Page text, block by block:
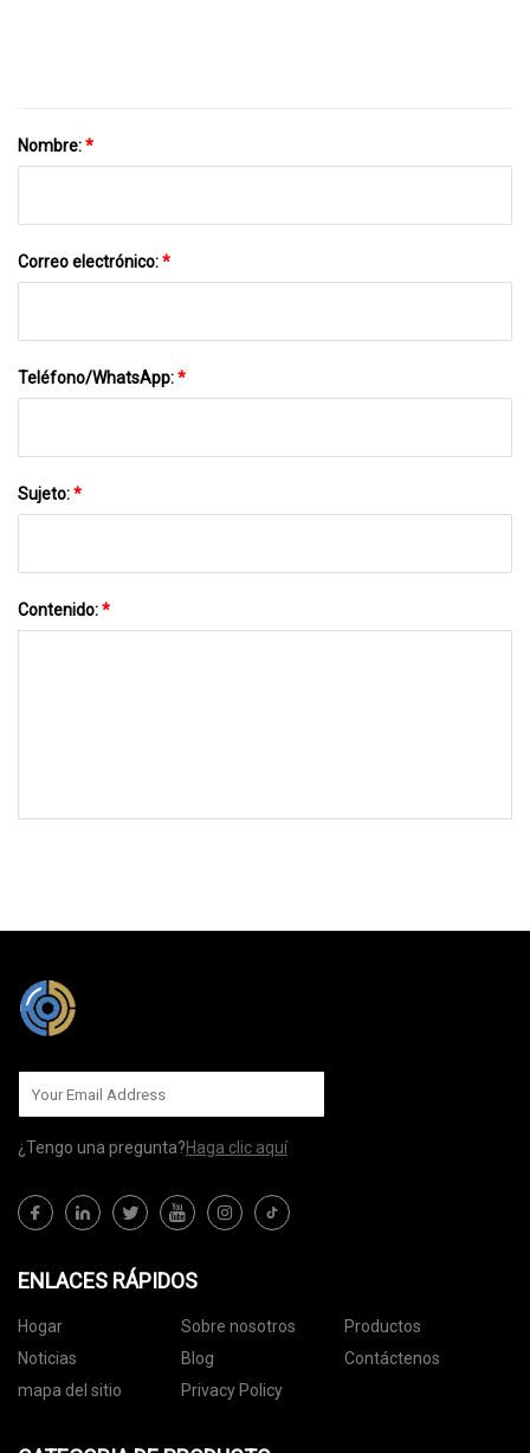
Nombre:*
Correo electrónico:*
Teléfono/WhatsApp:*
Sujeto:*
Contenido:*
¿Tengo una pregunta?Haga clic aquí
ENLACES RÁPIDOS
Hogar Sobre nosotros
Productos
Noticias
Blog
Contáctenos
mapa del sitio
Privacy Policy